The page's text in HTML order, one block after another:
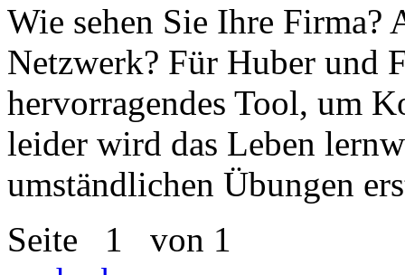
Wie sehen Sie Ihre Firma?
Netzwerk? Für Huber und
hervorragendes Tool, um
leider wird das Leben
umständlichen Übungen
Seite 1 von 1